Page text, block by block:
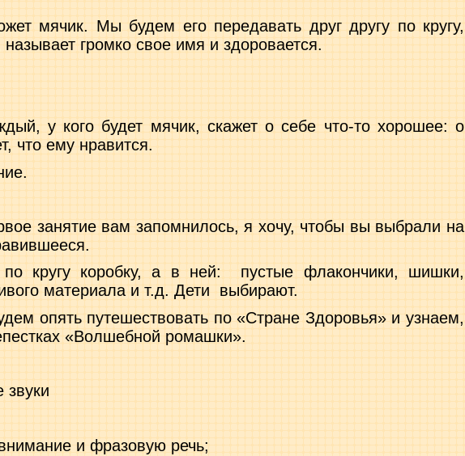
мячик. Мы будем его пере­давать друг другу по кругу,
называ­ет громко свое имя и здоровается.
у кого будет мячик, ска­жет о себе что-то хорошее: о
что ему нравится.
занятие вам запомнилось, я хочу, чтобы вы выбрали на
по кругу коробку, а в ней:
пустые флакончики, шишки,
материала и т.д. Дети
выбирают.
опять путешествовать по «Стране Здоровья» и узнаем,
«Вол­шебной ромашки».
звуки
и фразовую речь;